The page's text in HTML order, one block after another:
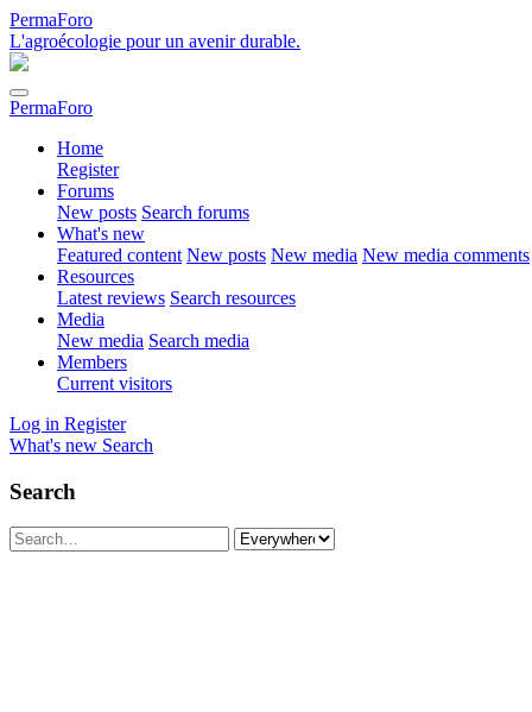
PermaForo
L'agroécologie pour un avenir durable.
PermaForo
Home
Register
Forums
New posts Search forums
What's new
Featured content New posts New media New media comments
Resources
Latest reviews Search resources
Media
New media Search media
Members
Current visitors
Log in Register
What's new Search
Search